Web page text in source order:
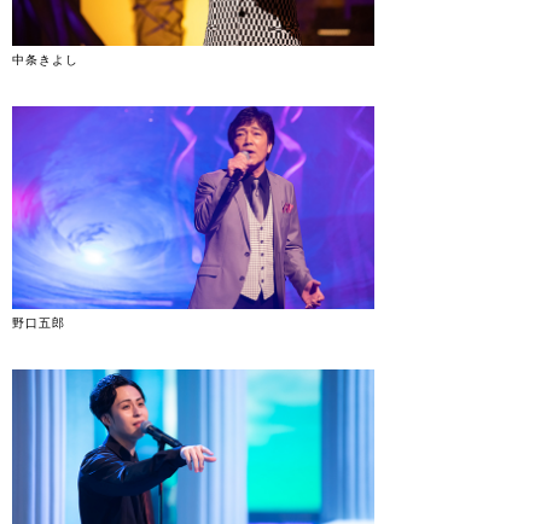
中条きよし
野口五郎